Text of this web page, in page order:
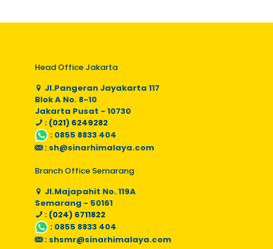
Head Office Jakarta
Jl.Pangeran Jayakarta 117
Blok A No. 8-10
Jakarta Pusat - 10730
: (021) 6249282
: 0855 8833 404
: sh@sinarhimalaya.com
Branch Office Semarang
Jl.Majapahit No. 119A
Semarang - 50161
: (024) 6711822
: 0855 8833 404
: shsmr@sinarhimalaya.com